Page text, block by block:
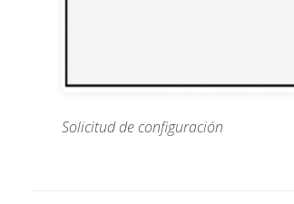
Solicitud de configuración